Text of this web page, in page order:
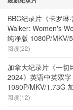
BBC纪录片《卡罗琳
Walker: Women's
纯净版 1080P/MKV/
阅读(22)
加拿大纪录片《一
2024》英语中英双
1080P/MKV/1.73G
阅读(12)